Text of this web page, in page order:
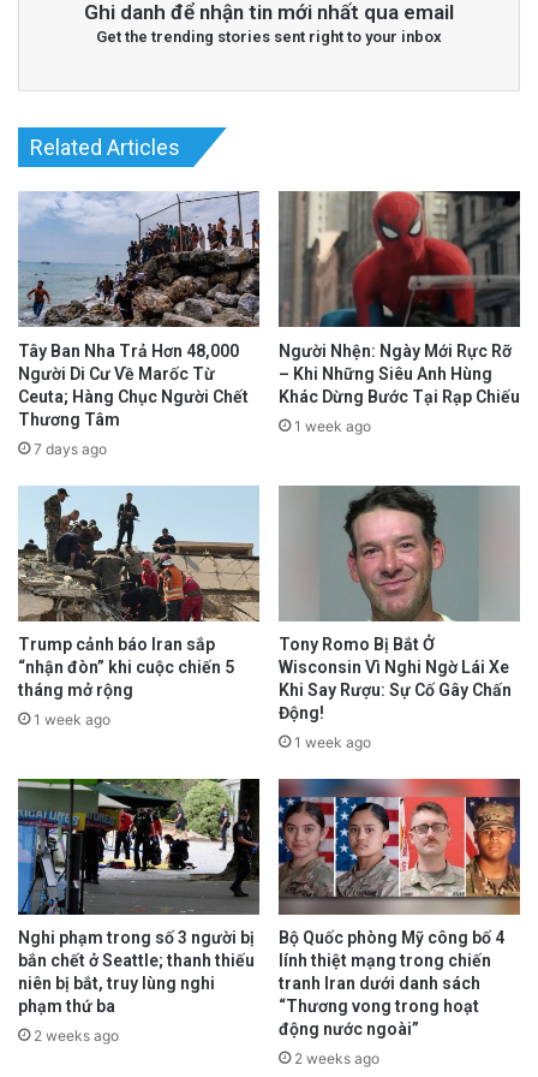
Ghi danh để nhận tin mới nhất qua email
Get the trending stories sent right to your inbox
Related Articles
Tây Ban Nha Trả Hơn 48,000
Người Di Cư Về Marốc Từ
Ceuta; Hàng Chục Người Chết
Thương Tâm
7 days ago
Người Nhện: Ngày Mới Rực Rỡ
– Khi Những Siêu Anh Hùng
Khác Dừng Bước Tại Rạp Chiếu
1 week ago
Trump cảnh báo Iran sắp
“nhận đòn” khi cuộc chiến 5
tháng mở rộng
1 week ago
Tony Romo Bị Bắt Ở
Wisconsin Vì Nghi Ngờ Lái Xe
Khi Say Rượu: Sự Cố Gây Chấn
Động!
1 week ago
Nghi phạm trong số 3 người bị
bắn chết ở Seattle; thanh thiếu
niên bị bắt, truy lùng nghi
phạm thứ ba
2 weeks ago
Bộ Quốc phòng Mỹ công bố 4
lính thiệt mạng trong chiến
tranh Iran dưới danh sách
“Thương vong trong hoạt
động nước ngoài”
2 weeks ago